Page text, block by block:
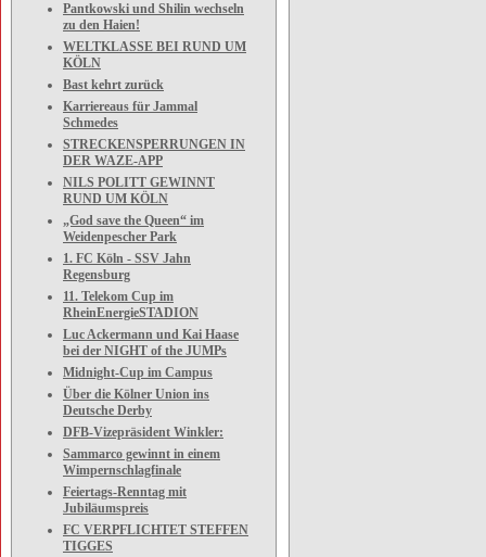
Pantkowski und Shilin wechseln
zu den Haien!
WELTKLASSE BEI RUND UM
KÖLN
Bast kehrt zurück
Karriereaus für Jammal
Schmedes
STRECKENSPERRUNGEN IN
DER WAZE-APP
NILS POLITT GEWINNT
RUND UM KÖLN
„God save the Queen“ im
Weidenpescher Park
1. FC Köln - SSV Jahn
Regensburg
11. Telekom Cup im
RheinEnergieSTADION
Luc Ackermann und Kai Haase
bei der NIGHT of the JUMPs
Midnight-Cup im Campus
Über die Kölner Union ins
Deutsche Derby
DFB-Vizepräsident Winkler:
Sammarco gewinnt in einem
Wimpernschlagfinale
Feiertags-Renntag mit
Jubiläumspreis
FC VERPFLICHTET STEFFEN
TIGGES